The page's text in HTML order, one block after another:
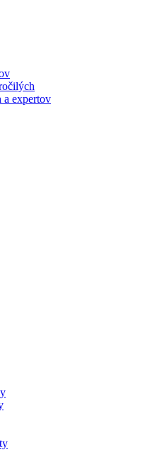
a expertov